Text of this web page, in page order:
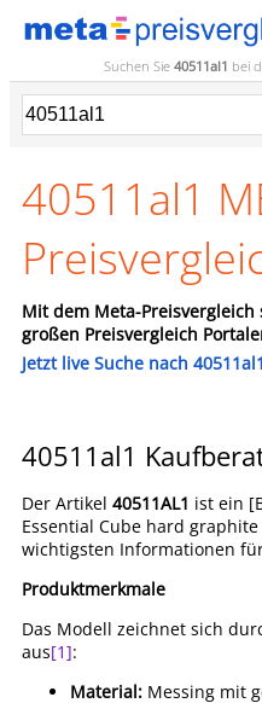
Suchen Sie 40511al1 bei
40511al1
Mit dem Meta-
großen Preisvergleich
Jetzt live Suche nach
40511al1
Der Artikel 40511AL1 ist ein
Essential Cube hard
wichtigsten Informationen
Produktmerkmale
Das Modell zeichnet sich
aus[1]:
Material: Messing mit